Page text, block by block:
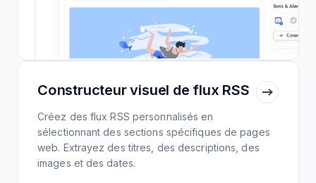
Constructeur visuel de flux RSS
Créez des flux RSS personnalisés en
sélectionnant des sections spécifiques de pages
web. Extrayez des titres, des descriptions, des
images et des dates.